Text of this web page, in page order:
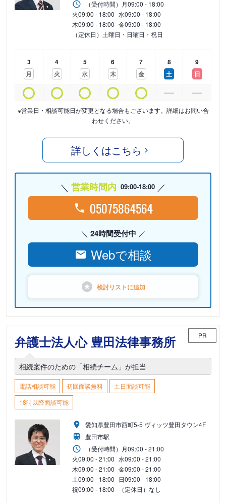
（受付時間） 月09:00 - 18:00
火09:00 - 18:00 水09:00 - 18:00
木09:00 - 18:00 金09:00 - 18:00
（定休日）土曜日・日曜日・祝日
3
月
4
火
5
水
6
木
7
金
8
土
9
日
※営業日・相談可能日が変更となる場合もございます。詳細はお問い合
わせください。
詳しくはこちら
営業時間内 09:00-18:00
05075864564
24時間受付中
Webで相談
検討リストに追加
弁護士法人心 豊田法律事務所 PR
相続案件のための「相続チーム」が担当
電話相談可能 初回面談無料
土日面談可能
18時以降面談可能
愛知県豊田市西町5-5 ヴィッツ豊田タウン4F
豊田市駅
（受付時間） 月09:00 - 21:00
火09:00 - 21:00 水09:00 - 21:00
木09:00 - 21:00 金09:00 - 21:00
土09:00 - 18:00 日09:00 - 18:00
祝09:00 - 18:00 （定休日）なし